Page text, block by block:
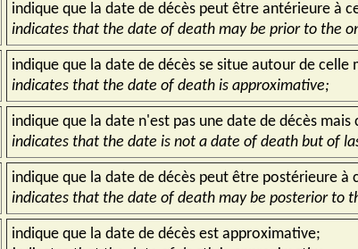
indique que la date de décès peut être antérieure à
indicates that the date of death may be prior to the
indique que la date de décès se situe autour de celle
indicates that the date of death is approximative;
indique que la date n'est pas une date de décès
indicates that the date is not a date of death but of
indique que la date de décès peut être postérieure à
indicates that the date of death may be posterior to
indique que la date de décès est approximative;